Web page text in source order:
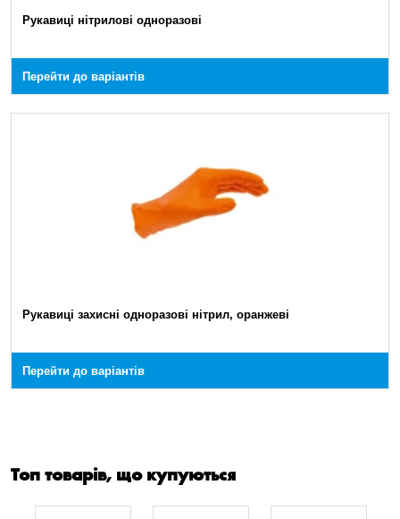
Рукавиці нітрилові одноразові
Перейти до варіантів
Рукавиці захисні одноразові нітрил, оранжеві
Перейти до варіантів
Топ товарів, що купуються